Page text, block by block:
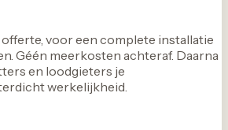
voor een complete installatie
Géén meerkosten achteraf. Daarna
en loodgieters je
werkelijkheid.